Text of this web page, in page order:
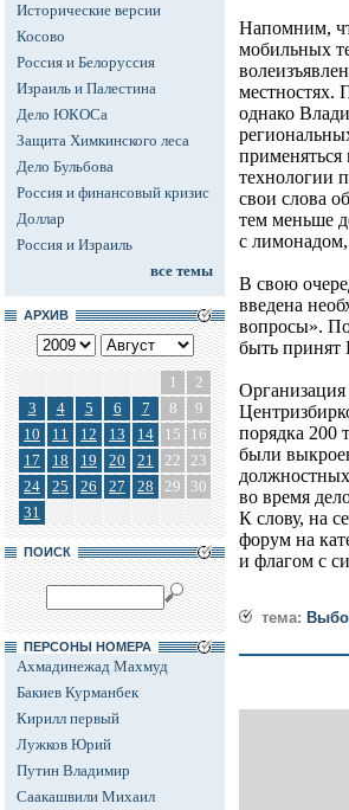
Исторические версии
Косово
Россия и Белоруссия
Израиль и Палестина
Дело ЮКОСа
Защита Химкинского леса
Дело Бульбова
Россия и финансовый кризис
Доллар
Россия и Израиль
все темы
АРХИВ
1
2
3
4 5 6 7 8
9
10
11 12 13 14 15
16
17
18 19 20 21 22 23
24
25 26 27 28 29
30
31
ПОИСК
ПЕРСОНЫ НОМЕРА
Ахмадинежад Махмуд
Бакиев Курманбек
Кирилл первый
Лужков Юрий
Путин Владимир
Саакашвили Михаил
Напомним,
мобильных
местностях.
однако
технологии
свои слова
тем меньше
с
В свою
введена
вопросы».
быть принят
Организация
порядка 200
были
во время
К слову, на
форум на
и флагом с
тема: